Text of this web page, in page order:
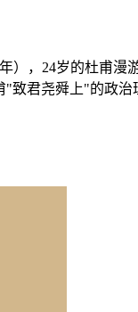
），24岁的杜甫
"致君尧舜上"的政